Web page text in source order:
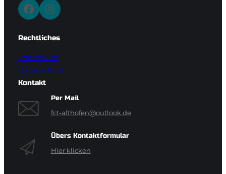
Facebook Instagram
Rechtliches
Impressum
Datenschutz
Kontakt
Per Mail
fct-althofen@outlook.de
Übers Kontaktformular
Hier klicken